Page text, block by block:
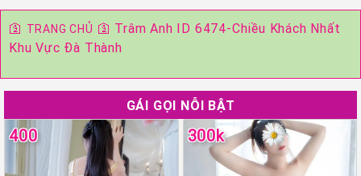
🛐 TRANG CHỦ 🛐 Trâm Anh ID 6474-Chiều Khách Nhất
Khu Vực Đà Thành
GÁI GỌI NỖI BẬT
400 300k